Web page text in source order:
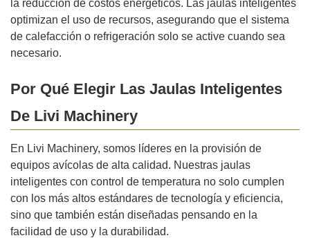
la reducción de costos energéticos. Las jaulas inteligentes
optimizan el uso de recursos, asegurando que el sistema
de calefacción o refrigeración solo se active cuando sea
necesario.
Por Qué Elegir Las Jaulas Inteligentes
De Livi Machinery
En Livi Machinery, somos líderes en la provisión de
equipos avícolas de alta calidad. Nuestras jaulas
inteligentes con control de temperatura no solo cumplen
con los más altos estándares de tecnología y eficiencia,
sino que también están diseñadas pensando en la
facilidad de uso y la durabilidad.